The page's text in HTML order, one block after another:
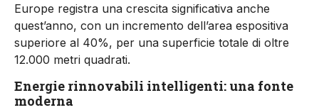
Europe registra una crescita significativa anche
quest’anno, con un incremento dell’area espositiva
superiore al 40%, per una superficie totale di oltre
12.000 metri quadrati.
Energie rinnovabili intelligenti: una fonte
moderna